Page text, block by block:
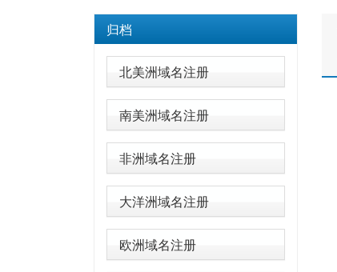
归档
北美洲域名注册
南美洲域名注册
非洲域名注册
大洋洲域名注册
欧洲域名注册